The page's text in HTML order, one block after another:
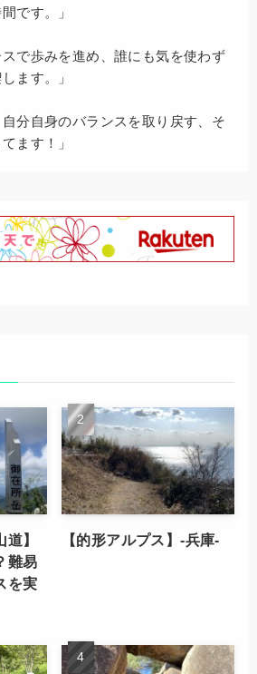
です。」
スで歩みを進め、誰にも気を使わず
ます。」
自分自身のバランスを取り戻す、そ
ます！」
】
難易
を実
【的形アルプス】-兵庫-